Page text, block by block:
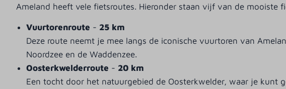
Ameland heeft vele fietsroutes. Hieronder staan vijf van de mooiste
Vuurtorenroute - 25 km
Deze route neemt je mee langs de iconische vuurtoren van
Noordzee en de Waddenzee.
Oosterkwelderroute - 20 km
Een tocht door het natuurgebied de Oosterkwelder, waar je kunt